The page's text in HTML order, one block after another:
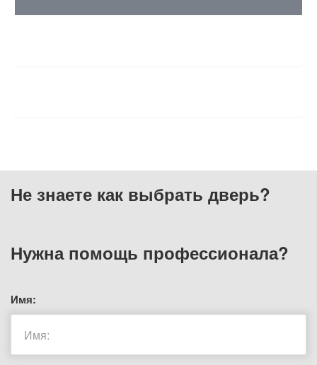
Не знаете как выбрать дверь?
Нужна помощь профессионала?
Имя: